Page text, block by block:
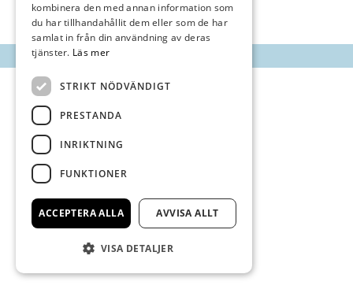
kombinera den med annan information som
du har tillhandahållit dem eller som de har
samlat in från din användning av deras
tjänster. Läs mer
STRIKT NÖDVÄNDIGT
PRESTANDA
INRIKTNING
FUNKTIONER
ACCEPTERA ALLA AVVISA ALLT
VISA DETALJER